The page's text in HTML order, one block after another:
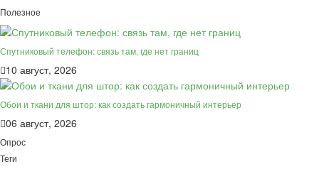
Полезное
Спутниковый телефон: связь там, где нет границ
10 август, 2026
Обои и ткани для штор: как создать гармоничный интерьер
06 август, 2026
Опрос
Теги